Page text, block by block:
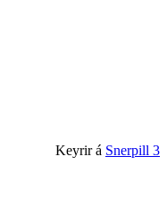
Keyrir á Snerpill 3